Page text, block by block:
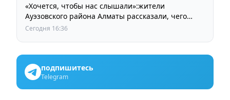
«Хочется, чтобы нас слышали»:жители
Ауэзовского района Алматы рассказали, чего
ждут от выборов депутатов Курултая
Сегодня 16:36
подпишитесь
Telegram